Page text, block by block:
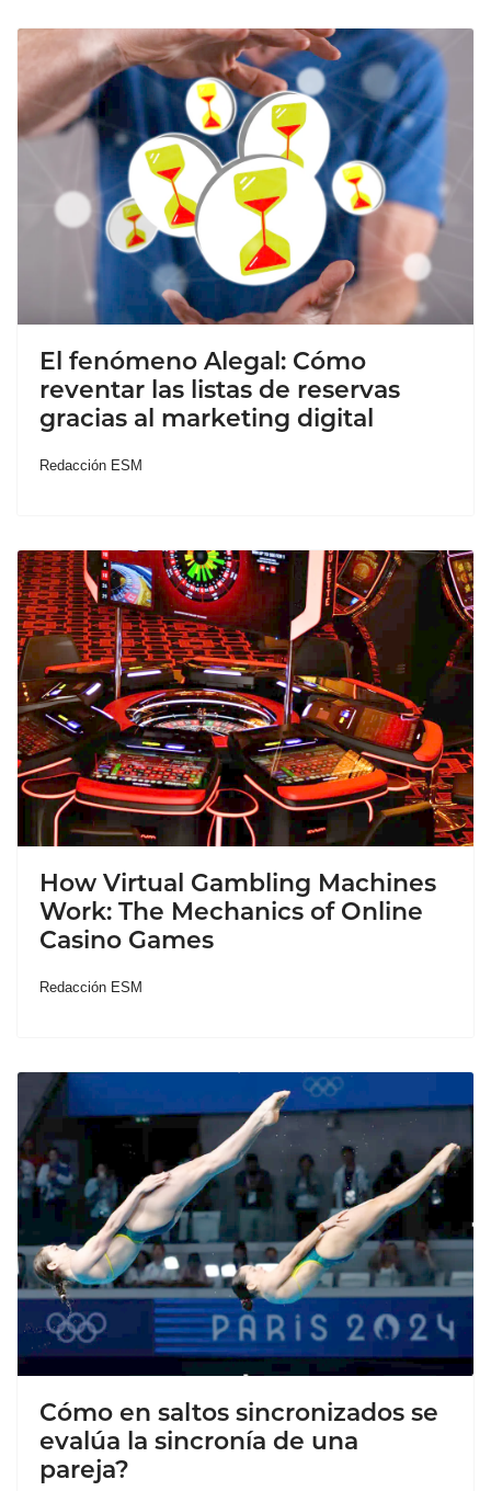
El fenómeno Alegal: Cómo
reventar las listas de reservas
gracias al marketing digital
Redacción ESM
How Virtual Gambling Machines
Work: The Mechanics of Online
Casino Games
Redacción ESM
Cómo en saltos sincronizados se
evalúa la sincronía de una
pareja?